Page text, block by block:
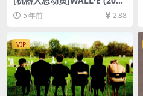
8)[百度网盘+迅雷云盘资源10
80P超清未删减][MP4/6.3GB]
5 年前 2.88
VIP